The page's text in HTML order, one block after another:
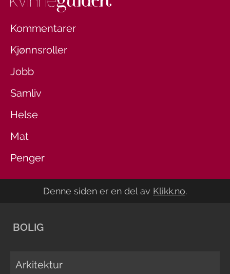
Kommentarer
Kjønnsroller
Jobb
Samliv
Helse
Mat
Penger
Denne siden er en del av Klikk.no.
BOLIG
Arkitektur